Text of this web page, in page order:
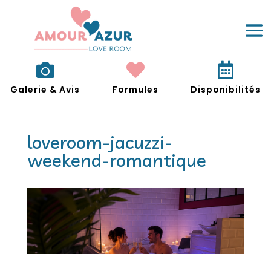

Galerie & Avis

Formules

Disponibilités
loveroom-jacuzzi-
weekend-romantique